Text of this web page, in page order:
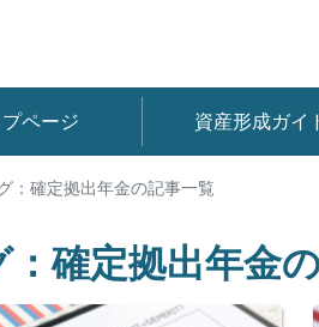
プページ 資産形成ガイ
：確定拠出年金の記事一覧
：確定拠出年金